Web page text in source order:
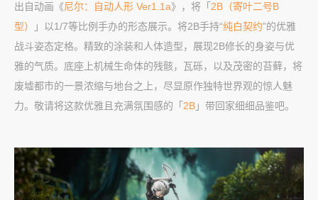
出自动画《尼尔：自动人形 Ver1.1a》，将「 2B（寄叶二号B
型）
」以1/7等比例手办的形态展示。将2B手持“纯白契约”的优雅
战斗姿态定格。精致的涂装和人体造型，展现2B修长的身姿与优
雅的气质。底座上机械生命体的残骸，瓦砾，以及茂密的苔藓，将
废墟都市的一景浓缩与地台之上，尽显原作独特世界观的惊人魅
力。敬请将这款优雅且充满氛围感的「 2B 」带回家细细品鉴吧。